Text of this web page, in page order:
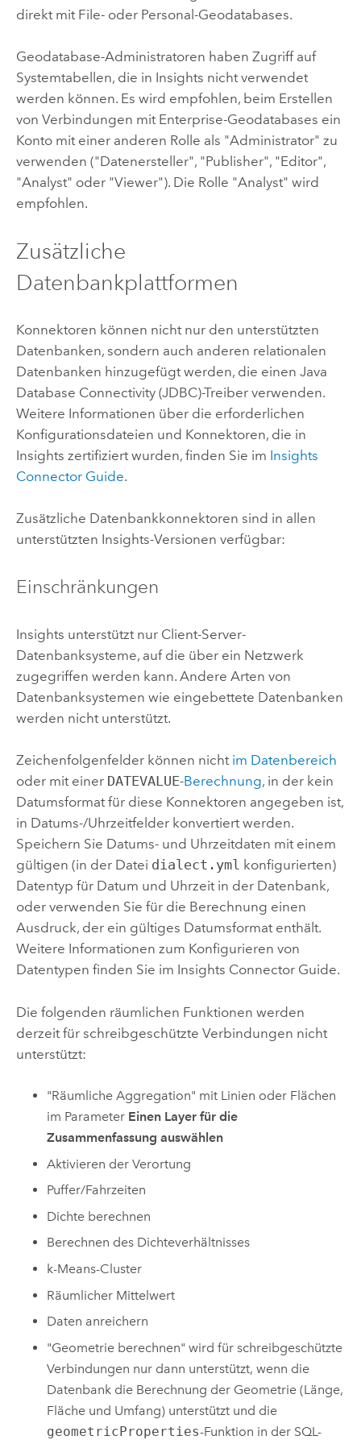
direkt mit File- oder Personal-Geodatabases.
Geodatabase-Administratoren haben Zugriff auf
Systemtabellen, die in Insights nicht verwendet
werden können. Es wird empfohlen, beim Erstellen
von Verbindungen mit Enterprise-Geodatabases ein
Konto mit einer anderen Rolle als "Administrator" zu
verwenden ("Datenersteller", "Publisher", "Editor",
"Analyst" oder "Viewer"). Die Rolle "Analyst" wird
empfohlen.
Zusätzliche
Datenbankplattformen
Konnektoren können nicht nur den unterstützten
Datenbanken, sondern auch anderen relationalen
Datenbanken hinzugefügt werden, die einen Java
Database Connectivity (JDBC)-Treiber verwenden.
Weitere Informationen über die erforderlichen
Konfigurationsdateien und Konnektoren, die in
Insights zertifiziert wurden, finden Sie im Insights
Connector Guide.
Zusätzliche Datenbankkonnektoren sind in allen
unterstützten Insights-Versionen verfügbar:
Einschränkungen
Insights unterstützt nur Client-Server-
Datenbanksysteme, auf die über ein Netzwerk
zugegriffen werden kann. Andere Arten von
Datenbanksystemen wie eingebettete Datenbanken
werden nicht unterstützt.
Zeichenfolgenfelder können nicht im Datenbereich
oder mit einer DATEVALUE-Berechnung, in der kein
Datumsformat für diese Konnektoren angegeben ist,
in Datums-/Uhrzeitfelder konvertiert werden.
Speichern Sie Datums- und Uhrzeitdaten mit einem
gültigen (in der Datei dialect.yml konfigurierten)
Datentyp für Datum und Uhrzeit in der Datenbank,
oder verwenden Sie für die Berechnung einen
Ausdruck, der ein gültiges Datumsformat enthält.
Weitere Informationen zum Konfigurieren von
Datentypen finden Sie im Insights Connector Guide.
Die folgenden räumlichen Funktionen werden
derzeit für schreibgeschützte Verbindungen nicht
unterstützt:
"Räumliche Aggregation" mit Linien oder Flächen
im Parameter Einen Layer für die
Zusammenfassung auswählen
Aktivieren der Verortung
Puffer/Fahrzeiten
Dichte berechnen
Berechnen des Dichteverhältnisses
k-Means-Cluster
Räumlicher Mittelwert
Daten anreichern
"Geometrie berechnen" wird für schreibgeschützte
Verbindungen nur dann unterstützt, wenn die
Datenbank die Berechnung der Geometrie (Länge,
Fläche und Umfang) unterstützt und die
geometricProperties-Funktion in der SQL-